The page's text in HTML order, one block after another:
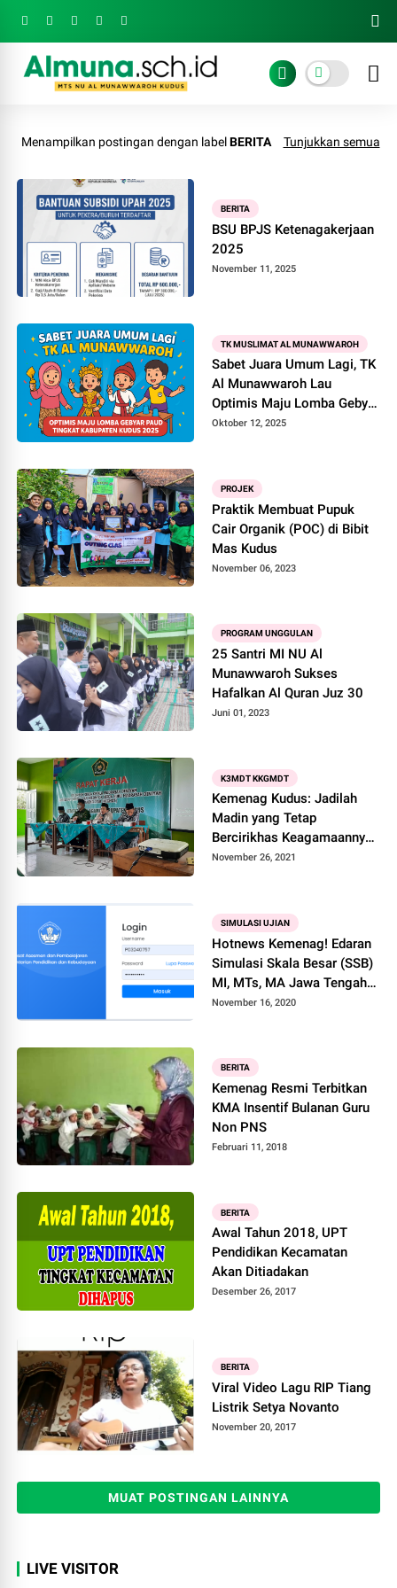
Menampilkan postingan dengan labelBERITA Tunjukkan semua
BERITA
BSU BPJS Ketenagakerjaan
2025
November 11, 2025
TK MUSLIMAT AL MUNAWWAROH
Sabet Juara Umum Lagi, TK
Al Munawwaroh Lau
Optimis Maju Lomba Gebyar
PAUD Tingkat Kabupaten
Oktober 12, 2025
PROJEK
Praktik Membuat Pupuk
Cair Organik (POC) di Bibit
Mas Kudus
November 06, 2023
PROGRAM UNGGULAN
25 Santri MI NU Al
Munawwaroh Sukses
Hafalkan Al Quran Juz 30
Juni 01, 2023
K3MDT KKGMDT
Kemenag Kudus: Jadilah
Madin yang Tetap
Bercirikhas Keagamaannya
Tidak Perlu Diformalkan
November 26, 2021
SIMULASI UJIAN
Hotnews Kemenag! Edaran
Simulasi Skala Besar (SSB)
MI, MTs, MA Jawa Tengah
2020
November 16, 2020
BERITA
Kemenag Resmi Terbitkan
KMA Insentif Bulanan Guru
Non PNS
Februari 11, 2018
BERITA
Awal Tahun 2018, UPT
Pendidikan Kecamatan
Akan Ditiadakan
Desember 26, 2017
BERITA
Viral Video Lagu RIP Tiang
Listrik Setya Novanto
November 20, 2017
MUAT POSTINGAN LAINNYA
LIVE VISITOR